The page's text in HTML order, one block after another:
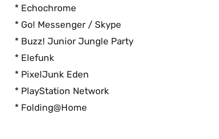
* Echochrome
* Go! Messenger / Skype
* Buzz! Junior Jungle Party
* Elefunk
* PixelJunk Eden
* PlayStation Network
* Folding@Home